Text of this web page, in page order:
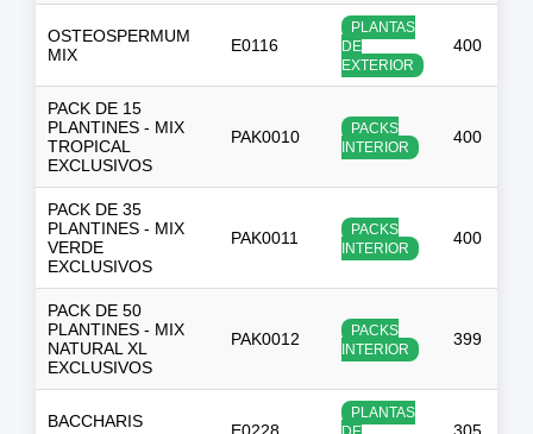
OSTEOSPERMUM
MIX
E0116
PLANTAS
DE
EXTERIOR
400
PACK DE 15
PLANTINES - MIX
TROPICAL
EXCLUSIVOS
PAK0010
PACKS
INTERIOR
400
PACK DE 35
PLANTINES - MIX
VERDE
EXCLUSIVOS
PAK0011
PACKS
INTERIOR
400
PACK DE 50
PLANTINES - MIX
NATURAL XL
EXCLUSIVOS
PAK0012
PACKS
INTERIOR
399
BACCHARIS
PLANTAS